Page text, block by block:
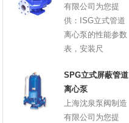
有限公司为您提
供：ISG立式管道
离心泵的性能参数
表，安装尺
SPG立式屏蔽管道
离心泵
上海沈泉泵阀制造
有限公司为您提